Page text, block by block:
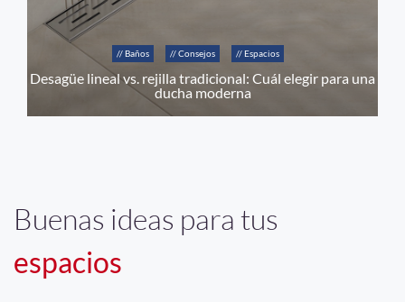
// Baños // Consejos // Espacios
Desagüe lineal vs. rejilla tradicional: Cuál elegir para una
ducha moderna
Buenas ideas para tus
espacios